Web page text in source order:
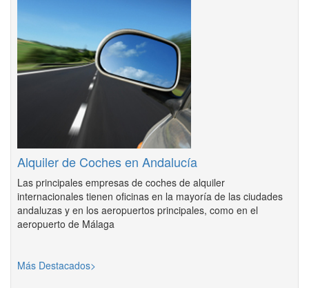
Alquiler de Coches en Andalucía
Las principales empresas de coches de alquiler
internacionales tienen oficinas en la mayoría de las ciudades
andaluzas y en los aeropuertos principales, como en el
aeropuerto de Málaga
Más Destacados>